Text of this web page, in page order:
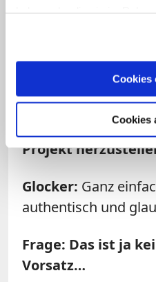
Cookies
Cookies
für das Dekanat
Frage: Stichwort
schafft man es,
Projekt
Glocker: Ganz
authentisch und
Frage: Das ist ja
Vorsatz…